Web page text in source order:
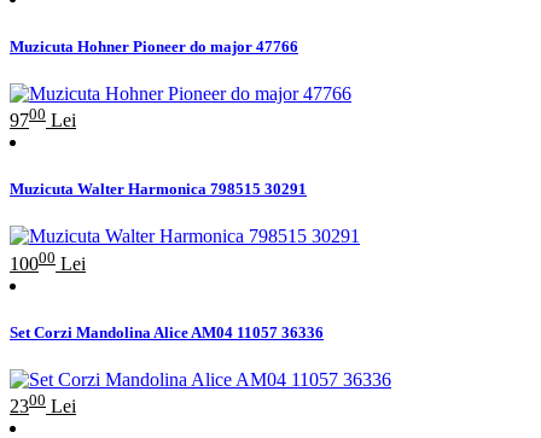
Muzicuta Hohner Pioneer do major 47766
9700 Lei
Muzicuta Walter Harmonica 798515 30291
10000 Lei
Set Corzi Mandolina Alice AM04 11057 36336
2300 Lei